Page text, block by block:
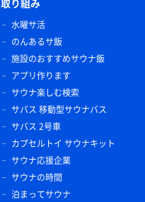
取り組み
水曜サ活
のんあるサ飯
施設のおすすめサウナ飯
アプリ作ります
サウナ楽しむ検索
サバス 移動型サウナバス
サバス 2号車
カプセルトイ サウナキット
サウナ応援企業
サウナの時間
泊まってサウナ